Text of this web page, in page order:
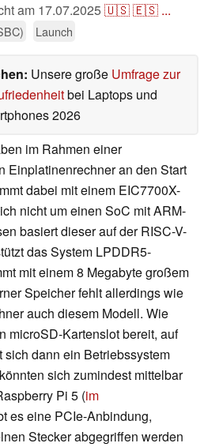
am 17.07.2025🇺🇸🇪🇸 ...
Launch
Unsere große Umfrage zur
bei Laptops und
2026
im Rahmen einer
Einplatinenrechner an den Start
dabei mit einem EIC7700X-
nicht um einen SoC mit ARM-
basiert dieser auf der RISC-V-
das System LPDDR5-
mit einem 8 Megabyte großem
Speicher fehlt allerdings wie
auch diesem Modell. Wie
microSD-Kartenslot bereit, auf
dann ein Betriebssystem
sich zumindest mittelbar
Pi 5 (im
es eine PCIe-Anbindung,
Stecker abgegriffen werden